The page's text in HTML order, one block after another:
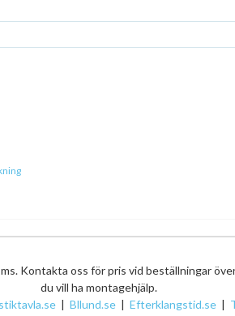
Kontakta oss för pris vid beställningar
du vill ha montagehjälp.
| Bllund.se | Efterklangstid.se |